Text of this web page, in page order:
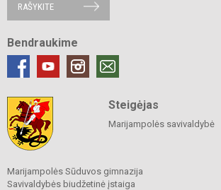
RAŠYKITE
Bendraukime
Steigėjas
Marijampolės savivaldybė
Marijampolės Sūduvos gimnazija
Savivaldybės biudžetinė įstaiga